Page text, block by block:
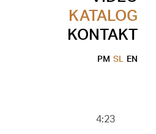
KATALOG
KONTAKT
PM SL EN
4:23